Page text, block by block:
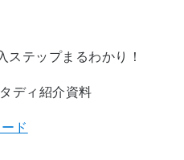
ステップまるわかり！
ディ紹介資料
ド